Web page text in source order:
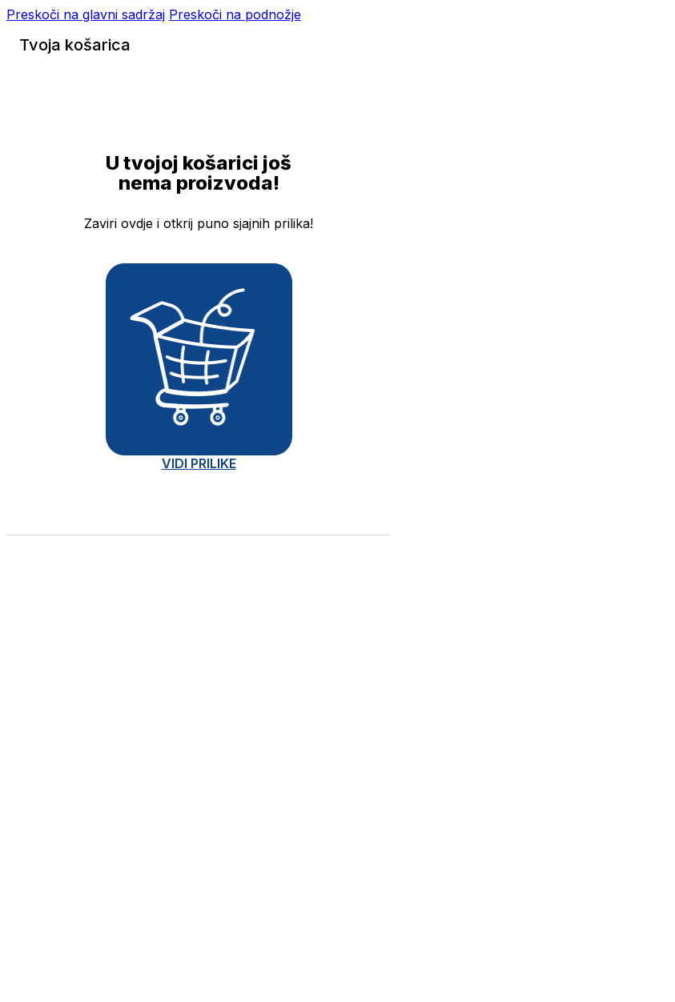
Preskoči na glavni sadržaj Preskoči na podnožje
Tvoja košarica
U tvojoj košarici još
nema proizvoda!
Zaviri ovdje i otkrij puno sjajnih prilika!
VIDI PRILIKE